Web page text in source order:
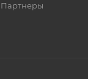
Партнеры